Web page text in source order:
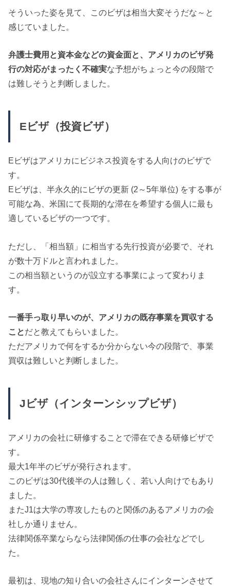
そういった姿を見て、このビザは相当大変そうだな～と
感じていました。
弁護士費用と資本金などの資金面と、アメリカのビザ発
行の対応がまったく不確実な予想がちょっと今の段階で
は難しそうと判断しました。
Eビザ（投資ビザ）
Eビザはアメリカにビジネス投資をする人向けのビザで
す。
Eビザは、半永久的にビザの更新 (2～5年単位) をする事が
可能な為、米国にて長期的な滞在を希望する個人に最も
適しているビザの一つです。
ただし、「相当額」に相当する先行投資が必要で、それ
が数十万ドルと言われました。
この相当額というのが設立する事業によって変わりま
す。
一番手っ取り早いのが、アメリカの既存事業を買収する
ことだと教えてもらいました。
ただアメリカで何をするか分からない今の段階で、事業
買収は難しいと判断しました。
Jビザ（インターンシップビザ）
アメリカの会社に研修することで滞在できる研修ビザで
す。
最大1年半のビザが発行されます。
このビザは30代後半の人は難しく、若い人向けでもあり
ました。
またJ1は大学の専攻したものと関係のあるアメリカの会
社しか通りません。
法律関係卒業ならなら法律関係の仕事の会社などでし
た。
最初は、現地の知り合いの会社さんにインターンさせて